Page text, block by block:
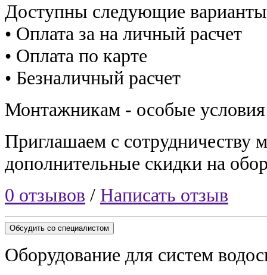
Доступны следующие
• Оплата за на личный расчет
• Оплата по карте
• Безналичный расчет
Монтажникам - особые условия
Приглашаем с сотрудничеству
дополнительные скидки на
0 отзывов / Написать отзыв
Обсудить со специалистом
Оборудование для систем